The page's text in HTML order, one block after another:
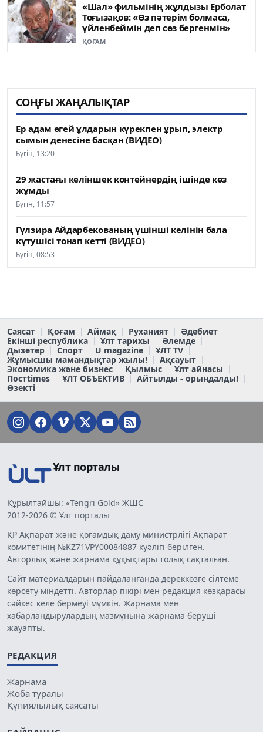
«Шал» фильмінің жұлдызы Ерболат
Тоғызақов: «Өз пәтерім болмаса,
үйленбеймін деп сөз бергенмін»
ҚОҒАМ
СОҢҒЫ ЖАҢАЛЫҚТАР
Ер адам өгей ұлдарын күрекпен ұрып, электр
сымын денесіне басқан (ВИДЕО)
Бүгін, 13:20
29 жастағы келіншек контейнердің ішінде көз
жұмды
Бүгін, 11:57
Гүлзира Айдарбекованың үшінші келінін бала
күтушісі тонап кетті (ВИДЕО)
Бүгін, 08:53
Саясат Қоғам Аймақ Руханият
Әдебиет
Екінші республика
Ұлт тарихы
Әлемде
Дызетер
Спорт U magazine
ҰЛТ TV
Жұмысшы мамандықтар жылы!
Ақсауыт
Экономика және бизнес
Қылмыс
Ұлт айнасы
Постtimes
ҰЛТ ОБЪЕКТИВ
Айтылды - орындалды!
Өзекті
Ұлт порталы
Құрылтайшы: «Tengri Gold» ЖШС
2012-2026 © Ұлт порталы
ҚР Ақпарат және қоғамдық даму министрлігі Ақпарат
комитетінің №KZ71VPY00084887 куәлігі берілген.
Авторлық және жарнама құқықтары толық сақталған.
Сайт материалдарын пайдаланғанда дереккөзге сілтеме
көрсету міндетті. Авторлар пікірі мен редакция көзқарасы
сәйкес келе бермеуі мүмкін. Жарнама мен
хабарландырулардың мазмұнына жарнама беруші
жауапты.
РЕДАКЦИЯ
Жарнама
Жоба туралы
Құпиялылық саясаты